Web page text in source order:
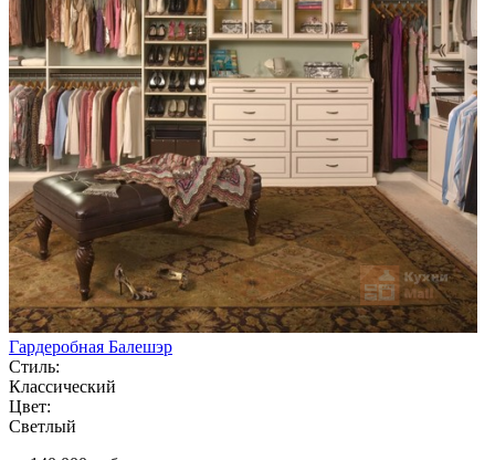
Гардеробная Балешэр
Стиль:
Классический
Цвет:
Светлый